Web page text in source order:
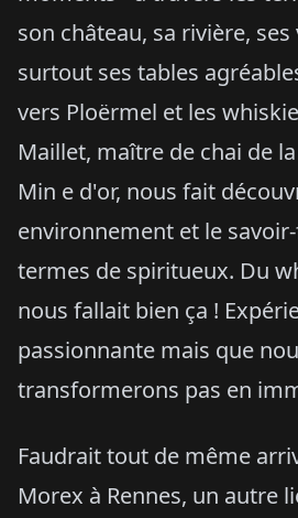
son château, sa rivière,
surtout ses tables
vers Ploërmel et les
Maillet, maître de chai de
Min e d'or, nous fait
environnement et le
termes de spiritueux. Du
nous fallait bien ça !
passionnante mais que
transformerons pas en
Faudrait tout de même
Morex à Rennes, un autre